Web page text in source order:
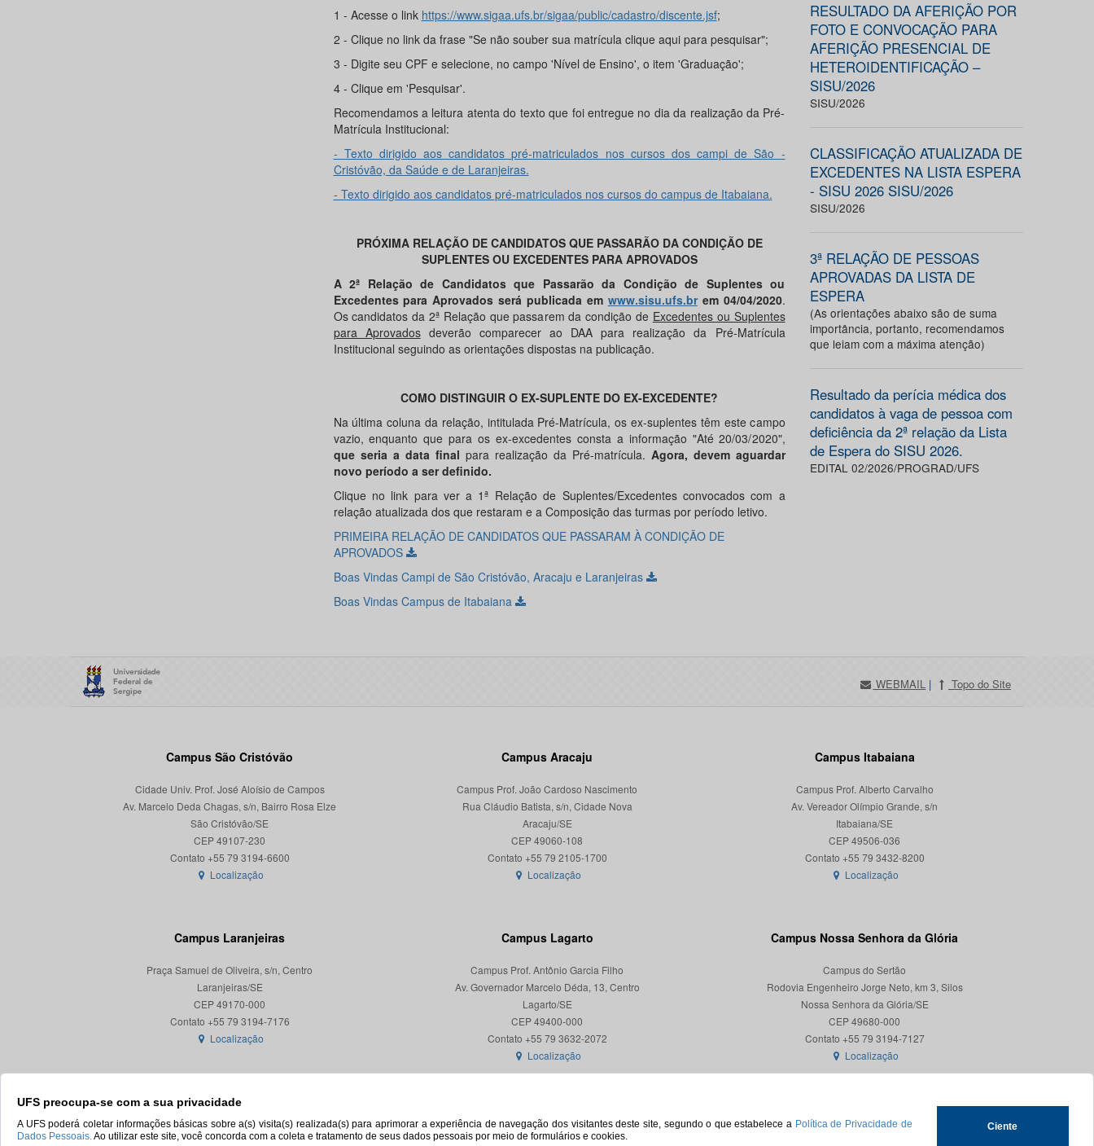
UFS preocupa-se com a sua privacidade
A UFS poderá coletar informações básicas sobre a(s) visita(s) realizada(s) para aprimorar a experiência de navegação dos visitantes deste site, segundo o que estabelece a Política de Privacidade de
Dados Pessoais.Ao utilizar este site, você concorda com a coleta e tratamento de seus dados pessoais por meio de formulários e cookies.
Ciente
1 - Acesse o link https://www.sigaa.ufs.br/sigaa/public/cadastro/discente.jsf;
2 - Clique no link da frase "Se não souber sua matrícula clique aqui para pesquisar";
3 - Digite seu CPF e selecione, no campo 'Nível de Ensino', o item 'Graduação';
4 - Clique em 'Pesquisar'.
Recomendamos a leitura atenta do texto que foi entregue no dia da realização da Pré-
Matrícula Institucional:
- Texto dirigido aos candidatos pré-matriculados nos cursos dos campi de São -
Cristóvão, da Saúde e de Laranjeiras.
- Texto dirigido aos candidatos pré-matriculados nos cursos do campus de Itabaiana.
PRÓXIMA RELAÇÃO DE CANDIDATOS QUE PASSARÃO DA CONDIÇÃO DE
SUPLENTES OU EXCEDENTES PARA APROVADOS
A 2ª Relação de Candidatos que Passarão da Condição de Suplentes ou
Excedentes para Aprovados será publicada em www.sisu.ufs.brem 04/04/2020.
Os candidatos da 2ª Relação que passarem da condição de Excedentes ou Suplentes
para Aprovadosdeverão comparecer ao DAA para realização da Pré-Matrícula
Institucional seguindo as orientações dispostas na publicação.
COMO DISTINGUIR O EX-SUPLENTE DO EX-EXCEDENTE?
Na última coluna da relação, intitulada Pré-Matrícula, os ex-suplentes têm este campo
vazio, enquanto que para os ex-excedentes consta a informação "Até 20/03/2020",
que seria a data final para realização da Pré-matrícula. Agora, devem aguardar
novo período a ser definido.
Clique no link para ver a 1ª Relação de Suplentes/Excedentes convocados com a
relação atualizada dos que restaram e a Composição das turmas por período letivo.
PRIMEIRA RELAÇÃO DE CANDIDATOS QUE PASSARAM À CONDIÇÃO DE
APROVADOS
Boas Vindas Campi de São Cristóvão, Aracaju e Laranjeiras
Boas Vindas Campus de Itabaiana
RESULTADO DA AFERIÇÃO POR
FOTO E CONVOCAÇÃO PARA
AFERIÇÃO PRESENCIAL DE
HETEROIDENTIFICAÇÃO –
SISU/2026
SISU/2026
CLASSIFICAÇÃO ATUALIZADA DE
EXCEDENTES NA LISTA ESPERA
- SISU 2026 SISU/2026
SISU/2026
3ª RELAÇÃO DE PESSOAS
APROVADAS DA LISTA DE
ESPERA
(As orientações abaixo são de suma
importância, portanto, recomendamos
que leiam com a máxima atenção)
Resultado da perícia médica dos
candidatos à vaga de pessoa com
deficiência da 2ª relação da Lista
de Espera do SISU 2026.
EDITAL 02/2026/PROGRAD/UFS
WEBMAIL | Topo do Site
Campus São Cristóvão
Cidade Univ. Prof. José Aloísio de Campos
Av. Marcelo Deda Chagas, s/n, Bairro Rosa Elze
São Cristóvão/SE
CEP 49107-230
Localização
Campus Aracaju
Campus Prof. João Cardoso Nascimento
Rua Cláudio Batista, s/n, Cidade Nova
Aracaju/SE
CEP 49060-108
Localização
Campus Itabaiana
Campus Prof. Alberto Carvalho
Av. Vereador Olímpio Grande, s/n
Itabaiana/SE
CEP 49506-036
Localização
Campus Laranjeiras
Praça Samuel de Oliveira, s/n, Centro
Laranjeiras/SE
CEP 49170-000
Localização
Campus Lagarto
Campus Prof. Antônio Garcia Filho
Av. Governador Marcelo Déda, 13, Centro
Lagarto/SE
CEP 49400-000
Localização
Campus Nossa Senhora da Glória
Campus do Sertão
Rodovia Engenheiro Jorge Neto, km 3, Silos
Nossa Senhora da Glória/SE
CEP 49680-000
Contato +55 79 3194-7127
Localização
© 2026. Todos os direitos reservados. Universidade Federal de Sergipe.